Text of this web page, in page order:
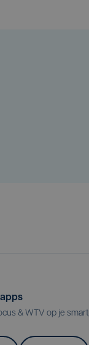
& WTV op je